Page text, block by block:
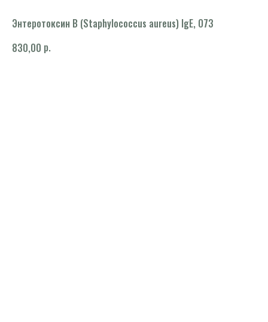
Энтеротоксин B (Staphylococcus aureus) IgE, O73
830,00 р.